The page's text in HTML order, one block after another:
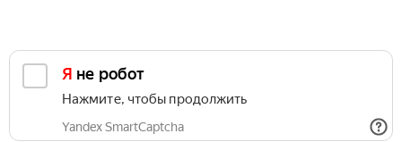
Я не робот
Нажмите, чтобы продолжить
Yandex SmartCaptcha